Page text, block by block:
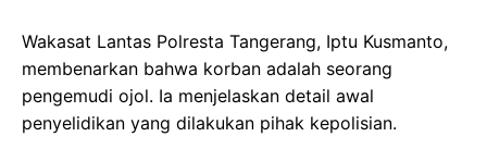
Wakasat Lantas Polresta Tangerang, Iptu Kusmanto,
membenarkan bahwa korban adalah seorang
pengemudi ojol. Ia menjelaskan detail awal
penyelidikan yang dilakukan pihak kepolisian.